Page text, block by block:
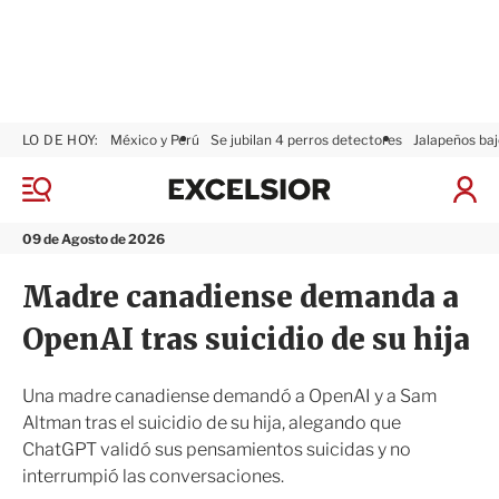
M
n
09 de Agosto de 2026
LO DE HOY: México y Perú Se jubilan 4 perros detectores Jalapeños
I
S
x
i
o
r
Madre canadiense demanda a
OpenAI tras suicidio de su hija
Una madre canadiense demandó a OpenAI y a Sam
Altman tras el suicidio de su hija, alegando que
ChatGPT validó sus pensamientos suicidas y no
interrumpió las conversaciones.